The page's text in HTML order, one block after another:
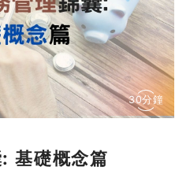
30分鐘
基礎概念篇